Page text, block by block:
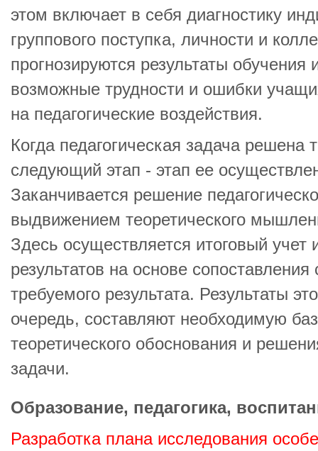
этом включает в себя диагностику
группового поступка, личности и
прогнозируются результаты обучения
возможные трудности и ошибки
на педагогические воздействия.
Когда педагогическая задача решена
следующий этап - этап ее
Заканчивается решение
выдвижением теоретического
Здесь осуществляется итоговый учет
результатов на основе
требуемого результата. Результаты
очередь, составляют необходимую
теоретического обоснования и
задачи.
Образование, педагогика,
Разработка плана исследования